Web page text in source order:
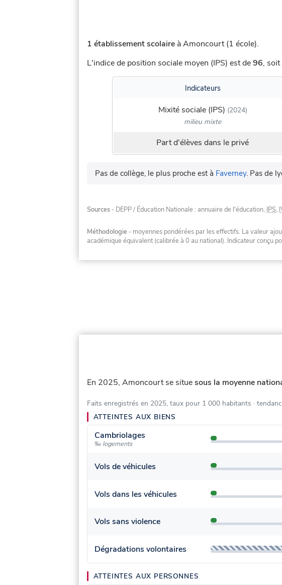
1 établissement scolaire à Amoncourt (1 école).
L'indice de position sociale moyen (IPS) est de96, soit
Indicateurs
Mixité sociale (IPS) (2024)
milieu mixte
Part d'élèves dans le privé
Pas de collège, le plus proche est à Faverney. Pas de
Sources - DEPP / Éducation Nationale : annuaire de l'éducation, IPS,
Méthodologie - moyennes pondérées par les effectifs. La valeur
académique équivalent (calibrée à 0 au national). Indicateur conçu
En 2025, Amoncourt se situesous la moyenne
Faits enregistrés en 2025, taux pour 1 000 habitants ·
ATTEINTES AUX BIENS
Cambriolages
‰ logements
Vols de véhicules
Vols dans les véhicules
Vols sans violence
Dégradations volontaires
ATTEINTES AUX PERSONNES